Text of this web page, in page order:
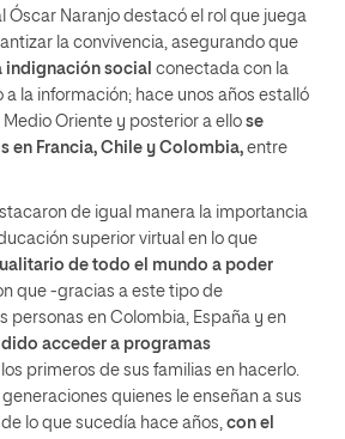
Óscar Naranjo destacó el rol que juega
la convivencia, asegurando que
indignación social conectada con la
la información; hace unos años estalló
Medio Oriente y posterior a ello se
en Francia, Chile y Colombia, entre
de igual manera la importancia
superior virtual en lo que
de todo el mundo a poder
que -gracias a este tipo de
personas en Colombia, España y en
acceder a programas
primeros de sus familias en hacerlo.
generaciones quienes le enseñan a sus
lo que sucedía hace años, con el